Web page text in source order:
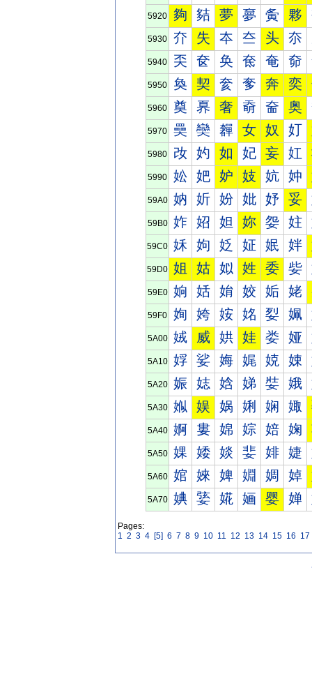
5920 夠 夡 夢 夣 夤 夥
5930 夰 失 夲 夳 头 夵
5940 奀 奁 奂 奃 奄 奅
5950 奐 契 奒 奓 奔 奕
5960 奠 奡 奢 奣 奤 奥
5970 奰 奱 奲 女 奴 奵
5980 妀 妁 如 妃 妄 妅
5990 妐 妑 妒 妓 妔 妕
59A0 妠 妡 妢 妣 妤 妥
59B0 妰 妱 妲 妳 妴 妵
59C0 姀 姁 姂 姃 姄 姅
59D0 姐 姑 姒 姓 委 姕
59E0 姠 姡 姢 姣 姤 姥
59F0 姰 姱 姲 姳 姴 姵
5A00 娀 威 娂 娃 娄 娅
5A10 娐 娑 娒 娓 娔 娕
5A20 娠 娡 娢 娣 娤 娥
5A30 娰 娱 娲 娳 娴 娵
5A40 婀 婁 婂 婃 婄 婅
5A50 婐 婑 婒 婓 婔 婕
5A60 婠 婡 婢 婣 婤 婥
5A70 婰 婱 婲 婳 婴 婵
Pages:
1 2 3 4 [5] 6 7 8 9 10 11 12 13 14 15 16 17